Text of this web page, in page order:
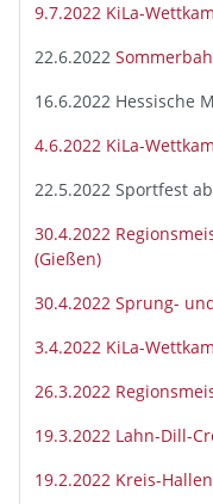
9.7.2022 KiLa-
22.6.2022
16.6.2022 Hessische
4.6.2022 KiLa-
22.5.2022 Sportfest
30.4.2022
(Gießen)
30.4.2022 Sprung-
3.4.2022 KiLa-
26.3.2022
19.3.2022 Lahn-Dill-
19.2.2022 Kreis-